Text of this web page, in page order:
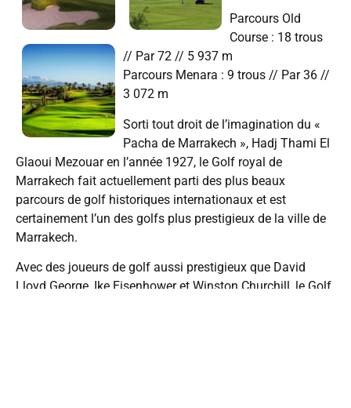
Parcours Old
Course : 18 trous
// Par 72 // 5 937 m
Parcours Menara : 9 trous // Par 36 //
3 072 m
Sorti tout droit de l’imagination du «
Pacha de Marrakech », Hadj Thami El
Glaoui Mezouar en l’année 1927, le Golf royal de
Marrakech fait actuellement parti des plus beaux
parcours de golf historiques internationaux et est
certainement l’un des golfs plus prestigieux de la ville de
Marrakech.
Avec des joueurs de golf aussi prestigieux que David
Lloyd George, Ike Eisenhower et Winston Churchill, le Golf